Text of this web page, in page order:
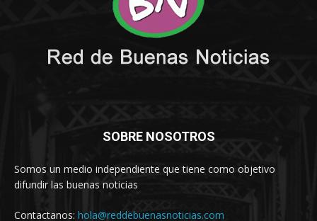
SOBRE NOSOTROS
Somos un medio independiente que tiene como objetivo
difundir las buenas noticias
Contactanos: hola@reddebuenasnoticias.com